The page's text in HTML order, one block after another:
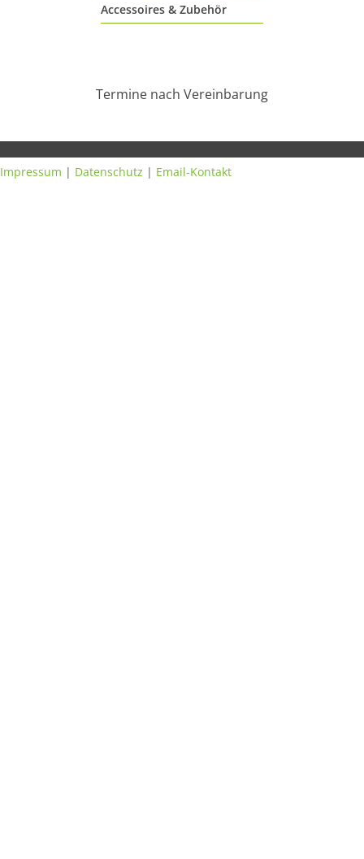
Accessoires & Zubehör
Termine nach Vereinbarung
Impressum | Datenschutz | Email-Kontakt